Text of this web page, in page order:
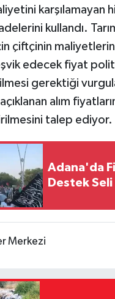
karşılamayan
kullandı.
çiftçinin
edecek fiyat
gerektiği
alım
talep ediyor.
Adana'da
Destek Seli
Merkezi